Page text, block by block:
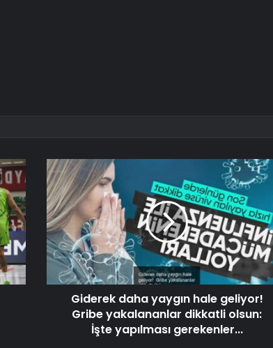
Giderek daha yaygın hale geliyor!
Gribe yakalananlar dikkatli olsun:
İşte yapılması gerekenler...